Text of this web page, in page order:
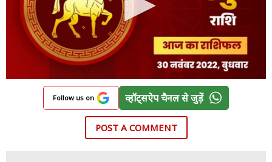
Follow us on व्हॉट्सऐप चैनल से जुड़ें
POST A COMMENT